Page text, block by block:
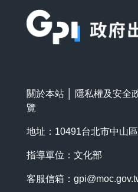
關於本站 隱私權及安全
覽
地址：10491台北市中山
指導單位：文化部
客服信箱：